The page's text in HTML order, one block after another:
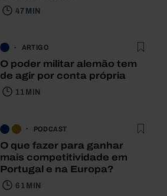
47 MIN
ARTIGO
O poder militar alemão tem
de agir por conta própria
11 MIN
PODCAST
O que fazer para ganhar
mais competitividade em
Portugal e na Europa?
61 MIN